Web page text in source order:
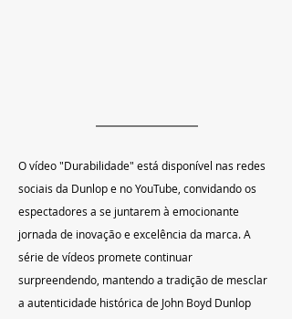
O vídeo "Durabilidade" está disponível nas redes
sociais da Dunlop e no YouTube, convidando os
espectadores a se juntarem à emocionante
jornada de inovação e excelência da marca. A
série de vídeos promete continuar
surpreendendo, mantendo a tradição de mesclar
a autenticidade histórica de John Boyd Dunlop